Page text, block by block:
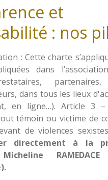
et
: nos
: Cette charte
dans
partenaires,
dans tous les lieux
en ligne…). Article 3
témoin ou victime de
de violences
directement à la
Micheline